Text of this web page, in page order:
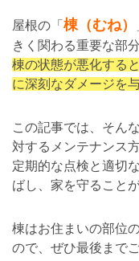
屋根の「 棟（むね）
きく関わる重要な部分
棟の状態が悪化する
に深刻なダメージを
この記事では、そん
対するメンテナンス
定期的な点検と適切
ばし、家を守ること
棟はお住まいの部位
ので、ぜひ最後まで